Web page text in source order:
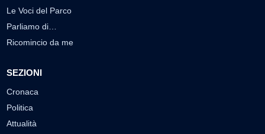
Le Voci del Parco
Parliamo di…
Ricomincio da me
SEZIONI
Cronaca
Politica
Attualità